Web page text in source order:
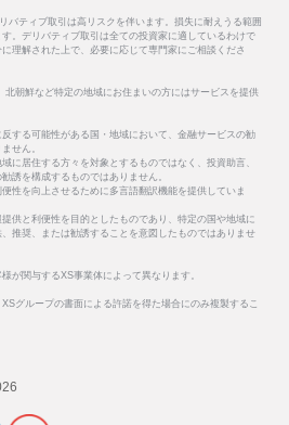
バティブ取引は高リスクを伴います。損失に耐えうる範囲
。デリバティブ取引は全ての投資家に適しているわけで
理解された上で、必要に応じて専門家にご相談くださ
北朝鮮など特定の地域にお住まいの方にはサービスを提供
する可能性がある国・地域において、金融サービスの勧
せん。
に居住する方々を対象とするものではなく、投資助言、
誘を構成するものではありません。
性を向上させるために多言語翻訳機能を提供していま
供と利便性を目的としたものであり、特定の国や地域に
推奨、または勧誘することを意図したものではありませ
が関与するXS事業体によって異なります。
グループの書面による許諾を得た場合にのみ複製するこ